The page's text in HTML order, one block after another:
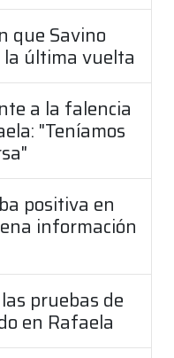
que Savino
última vuelta
a la falencia
"Teníamos
positiva en
información
pruebas de
en Rafaela